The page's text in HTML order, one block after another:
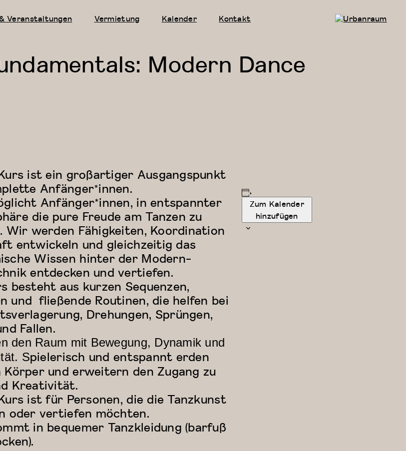
Veranstaltungen Vermietung Kalender Kontakt
Modern Dance
ist ein großartiger Ausgangspunkt
Anfänger*innen.
Anfänger*innen, in entspannter
die pure Freude am Tanzen zu
Wir werden Fähigkeiten, Koordination
entwickeln und gleichzeitig das
Wissen hinter der Modern-
entdecken und vertiefen.
besteht aus kurzen Sequenzen,
und fließende Routinen, die helfen bei
Drehungen, Sprüngen,
Fallen.
den Raum mit Bewegung, Dynamik und
Spielerisch und entspannt erden
und erweitern den Zugang zu
Kreativität.
ist für Personen, die die Tanzkunst
oder vertiefen möchten.
in bequemer Tanzkleidung (barfuß
Zum Kalender
hinzufügen